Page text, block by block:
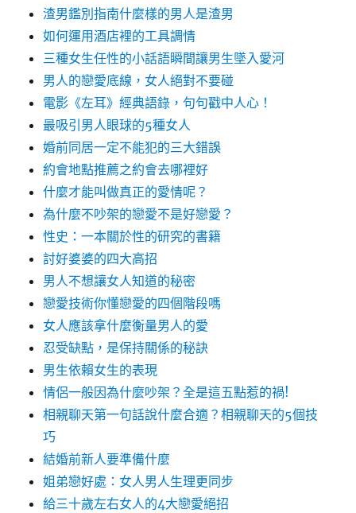
渣男鑑別指南什麼樣的男人是渣男
如何運用酒店裡的工具調情
三種女生任性的小話語瞬間讓男生墜入愛河
男人的戀愛底線，女人絕對不要碰
電影《左耳》經典語錄，句句戳中人心！
最吸引男人眼球的5種女人
婚前同居一定不能犯的三大錯誤
約會地點推薦之約會去哪裡好
什麼才能叫做真正的愛情呢？
為什麼不吵架的戀愛不是好戀愛？
性史：一本關於性的研究的書籍
討好婆婆的四大高招
男人不想讓女人知道的秘密
戀愛技術你懂戀愛的四個階段嗎
女人應該拿什麼衡量男人的愛
忍受缺點，是保持關係的秘訣
男生依賴女生的表現
情侶一般因為什麼吵架？全是這五點惹的禍!
相親聊天第一句話說什麼合適？相親聊天的5個技
巧
結婚前新人要準備什麼
姐弟戀好處：女人男人生理更同步
給三十歲左右女人的4大戀愛絕招